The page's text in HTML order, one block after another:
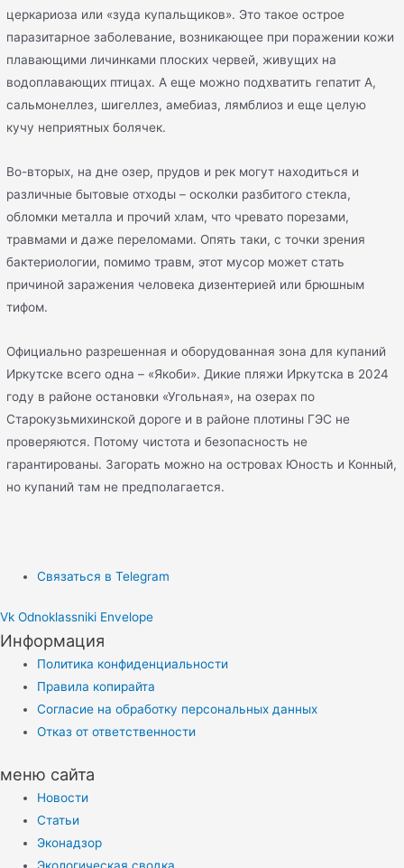
церкариоза или «зуда купальщиков». Это такое острое
паразитарное заболевание, возникающее при поражении кожи
плавающими личинками плоских червей, живущих на
водоплавающих птицах. А еще можно подхватить гепатит А,
сальмонеллез, шигеллез, амебиаз, лямблиоз и еще целую
кучу неприятных болячек.
Во-вторых, на дне озер, прудов и рек могут находиться и
различные бытовые отходы – осколки разбитого стекла,
обломки металла и прочий хлам, что чревато порезами,
травмами и даже переломами. Опять таки, с точки зрения
бактериологии, помимо травм, этот мусор может стать
причиной заражения человека дизентерией или брюшным
тифом.
Официально разрешенная и оборудованная зона для купаний
Иркутске всего одна – «Якоби». Дикие пляжи Иркутска в 2024
году в районе остановки «Угольная», на озерах по
Старокузьмихинской дороге и в районе плотины ГЭС не
проверяются. Потому чистота и безопасность не
гарантированы. Загорать можно на островах Юность и Конный,
но купаний там не предполагается.
Связаться в Telegram
Vk Odnoklassniki Envelope
Информация
Политика конфиденциальности
Правила копирайта
Согласие на обработку персональных данных
Отказ от ответственности
меню сайта
Новости
Статьи
Эконадзор